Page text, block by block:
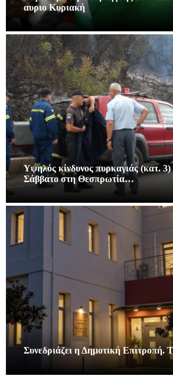
αυριο Κυριακή
Υψηλός κίνδυνος πυρκαγιάς (κατ.
Σάββατο στη Θεσπρωτία…
Συνεδριάζει η Δημοτική Επιτροπή.